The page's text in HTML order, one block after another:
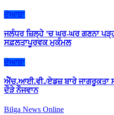
ਦੋਆਬਾ
ਜਲੰਧਰ ਜ਼ਿਲ੍ਹੇ ’ਚ ਘਰ-ਘਰ ਗਣਨਾ
ਸਫ਼ਲਤਾਪੂਰਵਕ ਮੁਕੰਮਲ
ਦੋਆਬਾ
ਐੱਚ.ਆਈ.ਵੀ./ਏਡਜ਼ ਬਾਰੇ ਜਾਗਰੂਕਤਾ
ਦੌੜੇ ਨੌਜਵਾਨ
Bilga News Online